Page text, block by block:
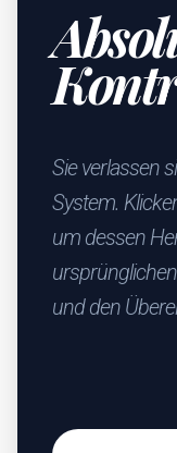
Sie verlassen
System.
um dessen
und den